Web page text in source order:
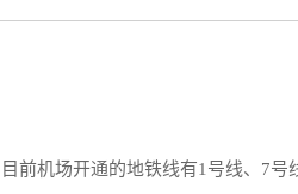
目前机场开通的地铁线有1号线、7号